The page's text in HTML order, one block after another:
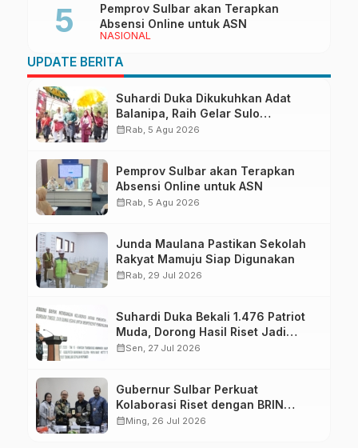
NASIONAL
Pemprov Sulbar akan Terapkan
Absensi Online untuk ASN
UPDATE BERITA
Suhardi Duka Dikukuhkan Adat
Balanipa, Raih Gelar Sulo
Tappidena
calendar_monthRab, 5 Agu 2026
Pemprov Sulbar akan Terapkan
Absensi Online untuk ASN
calendar_monthRab, 5 Agu 2026
Junda Maulana Pastikan Sekolah
Rakyat Mamuju Siap Digunakan
calendar_monthRab, 29 Jul 2026
Suhardi Duka Bekali 1.476 Patriot
Muda, Dorong Hasil Riset Jadi
Dasar Kebijakan Transmigrasi
calendar_monthSen, 27 Jul 2026
Gubernur Sulbar Perkuat
Kolaborasi Riset dengan BRIN
untuk Mendukung Pembangunan
calendar_monthMing, 26 Jul 2026